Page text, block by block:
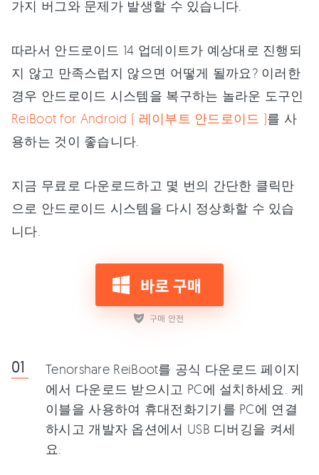
가지 버그와 문제가 발생할 수 있습니다.
따라서 안드로이드 14 업데이트가 예상대로 진행되
지 않고 만족스럽지 않으면 어떻게 될까요? 이러한
경우 안드로이드 시스템을 복구하는 놀라운 도구인
ReiBoot for Android ( 레이부트 안드로이드 )를 사
용하는 것이 좋습니다.
지금 무료로 다운로드하고 몇 번의 간단한 클릭만
으로 안드로이드 시스템을 다시 정상화할 수 있습
니다.
Tenorshare ReiBoot를 공식 다운로드 페이지
에서 다운로드 받으시고 PC에 설치하세요. 케
이블을 사용하여 휴대전화기기를 PC에 연결
하시고 개발자 옵션에서 USB 디버깅을 켜세
요.